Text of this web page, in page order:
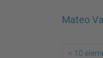
Mateo
< 10